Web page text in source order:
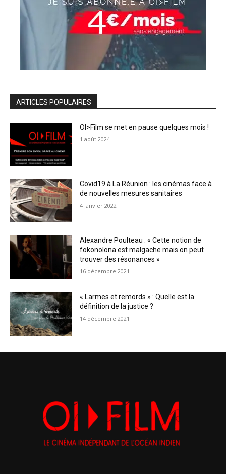
ARTICLES POPULAIRES
OI>Film se met en pause quelques mois !
1 août 2024
Covid19 à La Réunion : les cinémas face à
de nouvelles mesures sanitaires
4 janvier 2022
Alexandre Poulteau : « Cette notion de
fokonolona est malgache mais on peut
trouver des résonances »
16 décembre 2021
« Larmes et remords » : Quelle est la
définition de la justice ?
14 décembre 2021